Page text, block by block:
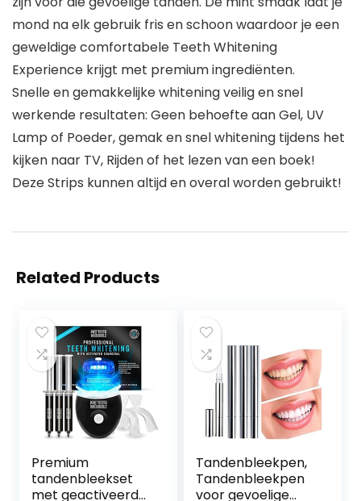
mond na elk gebruik fris en schoon waardoor je een
geweldige comfortabele Teeth Whitening
Experience krijgt met premium ingrediënten.
Snelle en gemakkelijke whitening veilig en snel
werkende resultaten: Geen behoefte aan Gel, UV
Lamp of Poeder, gemak en snel whitening tijdens het
kijken naar TV, Rijden of het lezen van een boek!
Deze Strips kunnen altijd en overal worden gebruikt!
Related Products
Premium
tandenbleekset
met geactiveerde
Tandenbleekpen,
Tandenbleekpen
voor gevoelige